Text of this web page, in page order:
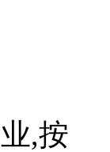
,按